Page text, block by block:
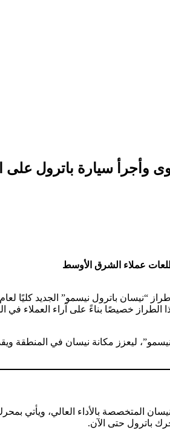
وأجرأ سيارة باترول على
دوران يبلغ 700 نيوتن.متر. وتم تطوير هذا الطراز
ليعزز مكانة نيسان في المنطقة